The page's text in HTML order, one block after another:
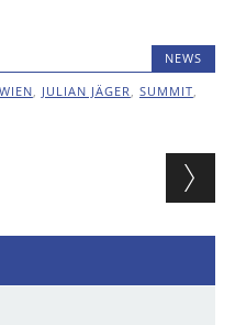
NEWS
JULIAN JÄGER SUMMIT